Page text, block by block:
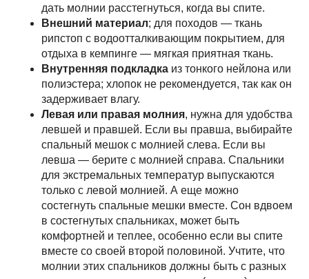
дать молнии расстегнуться, когда вы спите.
Внешний материал; для походов — ткань
рипстоп с водоотталкивающим покрытием, для
отдыха в кемпинге — мягкая приятная ткань.
Внутренняя подкладка из тонкого нейлона или
полиэстера; хлопок не рекомендуется, так как он
задерживает влагу.
Левая или правая молния, нужна для удобства
левшей и правшей. Если вы правша, выбирайте
спальный мешок с молнией слева. Если вы
левша — берите с молнией справа. Спальники
для экстремальных температур выпускаются
только с левой молнией. А еще можно
состегнуть спальные мешки вместе. Сон вдвоем
в состегнутых спальниках, может быть
комфортней и теплее, особенно если вы спите
вместе со своей второй половиной. Учтите, что
молнии этих спальников должны быть с разных
Перейти >
вокруг
манаслу
16–29 ноября 2026
Перейти >
Смотреть еще >